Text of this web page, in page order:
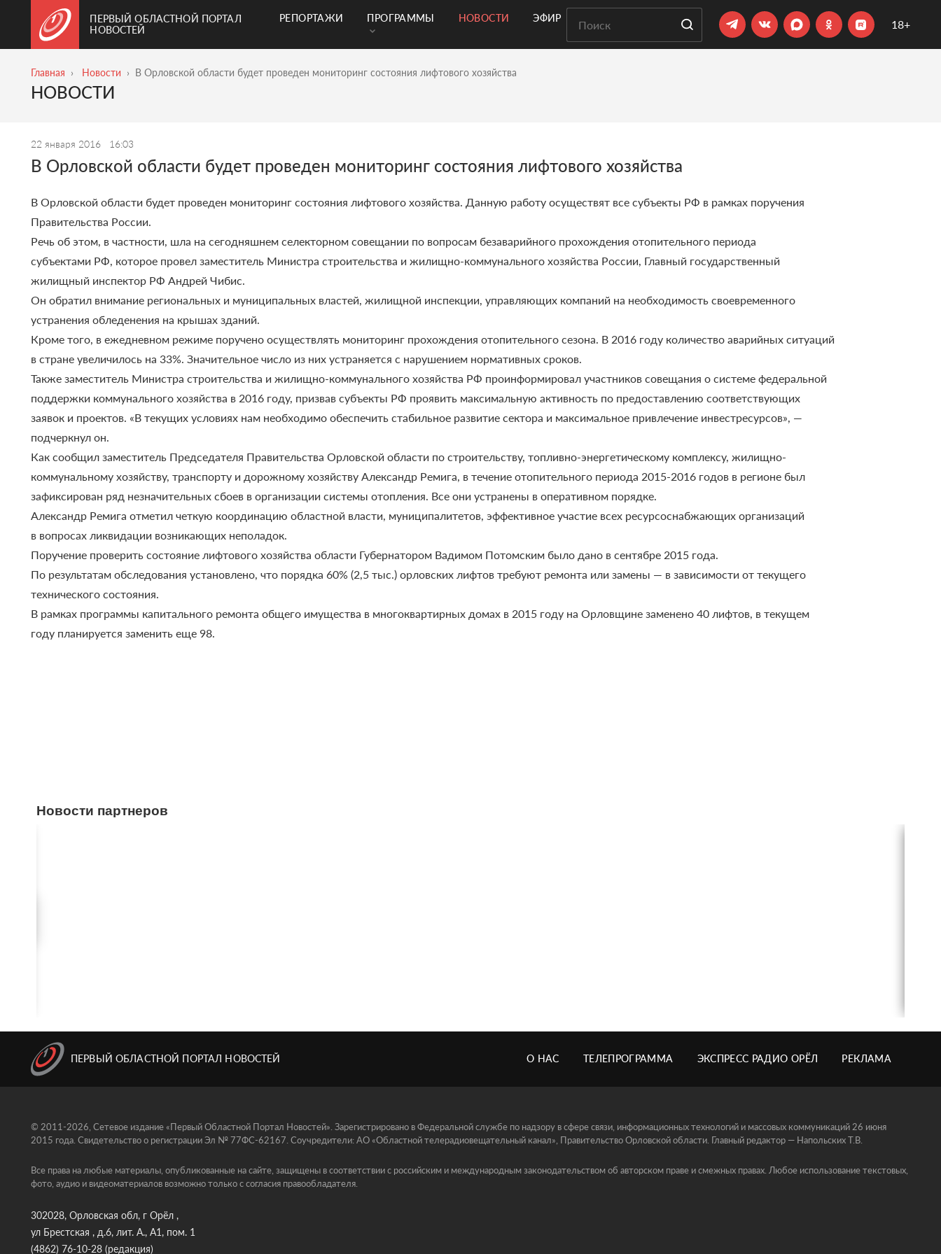
ПЕРВЫЙ ОБЛАСТНОЙ ПОРТАЛ
НОВОСТЕЙ
РЕПОРТАЖИ ПРОГРАММЫ НОВОСТИ ЭФИР 18+
Главная Новости В Орловской области будет проведен мониторинг состояния лифтового хозяйства
НОВОСТИ
22 января 2016 16:03
В Орловской области будет проведен мониторинг состояния лифтового хозяйства
В Орловской области будет проведен мониторинг состояния лифтового хозяйства. Данную работу осуществят все субъекты РФ в рамках поручения
Правительства России.
Речь об этом, в частности, шла на сегодняшнем селекторном совещании по вопросам безаварийного прохождения отопительного периода
субъектами РФ, которое провел заместитель Министра строительства и жилищно-коммунального хозяйства России, Главный государственный
жилищный инспектор РФ Андрей Чибис.
Он обратил внимание региональных и муниципальных властей, жилищной инспекции, управляющих компаний на необходимость своевременного
устранения обледенения на крышах зданий.
Кроме того, в ежедневном режиме поручено осуществлять мониторинг прохождения отопительного сезона. В 2016 году количество аварийных ситуаций
в стране увеличилось на 33%. Значительное число из них устраняется с нарушением нормативных сроков.
Также заместитель Министра строительства и жилищно-коммунального хозяйства РФ проинформировал участников совещания о системе федеральной
поддержки коммунального хозяйства в 2016 году, призвав субъекты РФ проявить максимальную активность по предоставлению соответствующих
заявок и проектов. «В текущих условиях нам необходимо обеспечить стабильное развитие сектора и максимальное привлечение инвестресурсов», —
подчеркнул он.
Как сообщил заместитель Председателя Правительства Орловской области по строительству, топливно-энергетическому комплексу, жилищно-
коммунальному хозяйству, транспорту и дорожному хозяйству Александр Ремига, в течение отопительного периода 2015-2016 годов в регионе был
зафиксирован ряд незначительных сбоев в организации системы отопления. Все они устранены в оперативном порядке.
Александр Ремига отметил четкую координацию областной власти, муниципалитетов, эффективное участие всех ресурсоснабжающих организаций
в вопросах ликвидации возникающих неполадок.
Поручение проверить состояние лифтового хозяйства области Губернатором Вадимом Потомским было дано в сентябре 2015 года.
По результатам обследования установлено, что порядка 60% (2,5 тыс.) орловских лифтов требуют ремонта или замены — в зависимости от текущего
технического состояния.
В рамках программы капитального ремонта общего имущества в многоквартирных домах в 2015 году на Орловщине заменено 40 лифтов, в текущем
году планируется заменить еще 98.
Новости партнеров
ПЕРВЫЙ ОБЛАСТНОЙ ПОРТАЛ НОВОСТЕЙ О НАС ТЕЛЕПРОГРАММА ЭКСПРЕСС РАДИО ОРЁЛ РЕКЛАМА
© 2011-2026, Сетевое издание «Первый Областной Портал Новостей». Зарегистрировано в Федеральной службе по надзору в сфере связи, информационных технологий и массовых коммуникаций 26 июня
2015 года. Свидетельство о регистрации Эл № 77ФС-62167. Соучредители: АО «Областной телерадиовещательный канал», Правительство Орловской области. Главный редактор — Напольских Т.В.
Все права на любые материалы, опубликованные на сайте, защищены в соответствии с российским и международным законодательством об авторском праве и смежных правах. Любое использование текстовых,
фото, аудио и видеоматериалов возможно только с согласия правообладателя.
302028, Орловская обл, г Орёл ,
ул Брестская , д.6, лит. А., А1, пом. 1
(4862) 76-10-28 (редакция)